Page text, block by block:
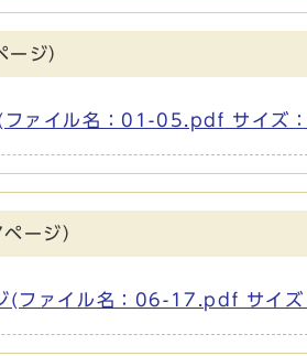
ジ）
ファイル名：01-05.pdf サイズ
ージ）
(ファイル名：06-17.pdf サイ